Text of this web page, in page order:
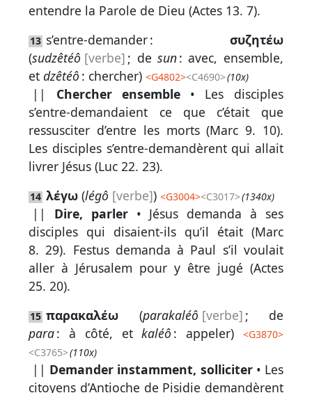
entendre la Parole de Dieu (Actes 13. 7).
13 s’entre-demander : συζητέω
(sudzêtéô [verbe] ; de sun: avec, ensemble,
etdzêtéô : chercher)<G4802><C4690>(10x)
|| Chercher ensemble• Les disciples
s’entre-demandaient ce que c’était que
ressusciter d’entre les morts (Marc 9. 10).
Les disciples s’entre-demandèrent qui allait
livrer Jésus (Luc 22. 23).
14 λέγω (légô [verbe])<G3004><C3017>(1340x)
|| Dire, parler• Jésus demanda à ses
disciples qui disaient-ils qu’il était (Marc
8. 29). Festus demanda à Paul s’il voulait
aller à Jérusalem pour y être jugé (Actes
25. 20).
15 παρακαλέω (parakaléô [verbe] ; de
para: à côté, etkaléô : appeler) <G3870>
<C3765>(110x)
|| Demander instamment, solliciter• Les
citoyens d’Antioche de Pisidie demandèrent